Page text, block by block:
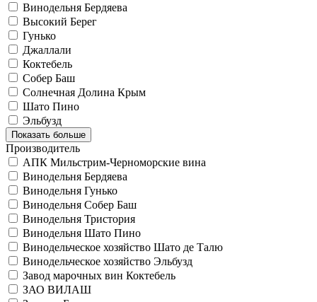
Винодельня Бердяева
Высокий Берег
Гунько
Джаллали
Коктебель
Собер Баш
Солнечная Долина Крым
Шато Пино
Эльбузд
Показать больше
Производитель
АПК Мильстрим-Черноморские вина
Винодельня Бердяева
Винодельня Гунько
Винодельня Собер Баш
Винодельня Тристория
Винодельня Шато Пино
Винодельческое хозяйство Шато де Талю
Винодельческое хозяйство Эльбузд
Завод марочных вин Коктебель
ЗАО ВИЛАШ